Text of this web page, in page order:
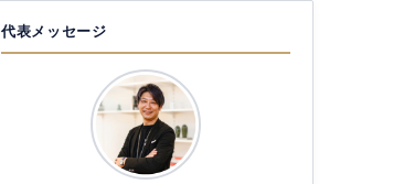
代表メッセージ